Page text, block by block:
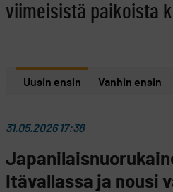
viimeisistä paikoista
Uusin ensin Vanhin ensin
31.05.2026 17:38
Itävallassa ja nousi